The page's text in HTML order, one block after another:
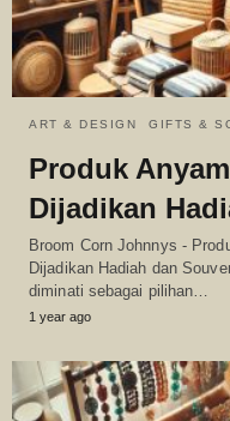
ART & DESIGN GIFTS &
Produk
Dijadikan
Broom Corn Johnnys -
Dijadikan Hadiah dan
diminati sebagai pilihan…
1 year ago